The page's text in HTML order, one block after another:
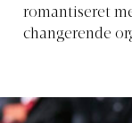
romantiseret
changerende